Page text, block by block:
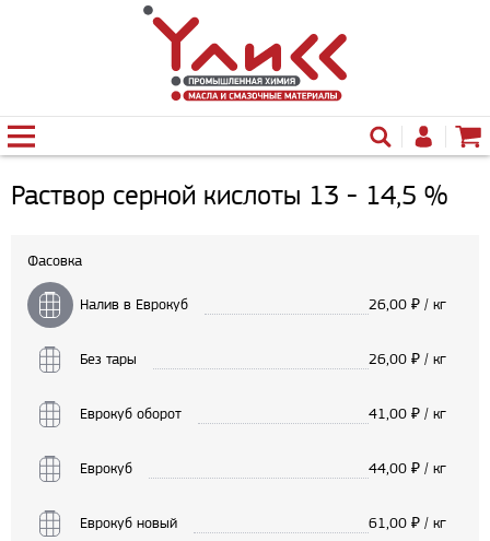
Раствор серной кислоты 13 - 14,5 %
Фасовка
Налив в Еврокуб 26,00 ₽ / кг
Без тары 26,00 ₽ / кг
Еврокуб оборот 41,00 ₽ / кг
Еврокуб 44,00 ₽ / кг
Еврокуб новый 61,00 ₽ / кг